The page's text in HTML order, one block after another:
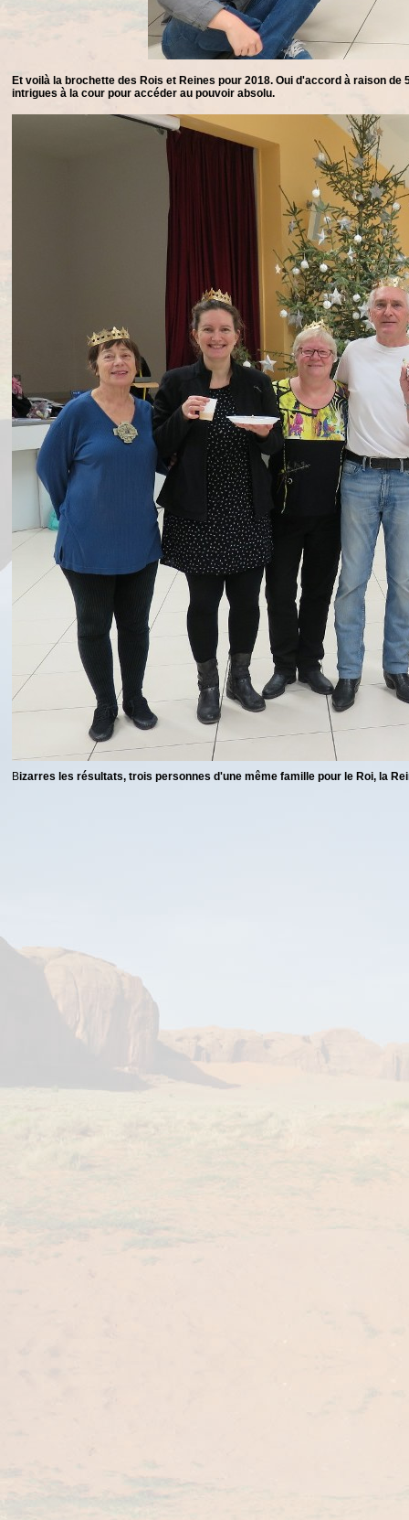
Et voilà la brochette des Rois et Reines pour 2018. Oui d'accord à raison
intrigues à la cour pour accéder au pouvoir absolu.
Bizarres les résultats, trois personnes d'une même famille pour le Roi, la